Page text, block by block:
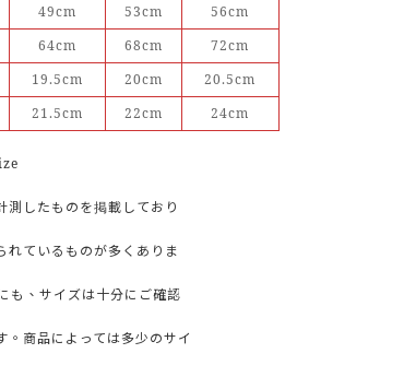
49cm 53cm
56cm
64cm 68cm
72cm
19.5cm 20cm
20.5cm
21.5cm 22cm 24cm
したものを掲載しており
ているものが多くありま
も、サイズは十分にご確認
商品によっては多少のサイ